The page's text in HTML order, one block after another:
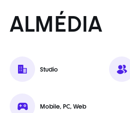
ALMÉDIA
Studio
Mobile, PC, Web